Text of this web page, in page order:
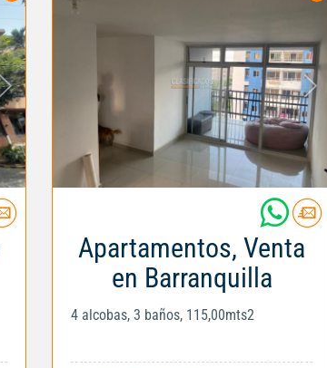
Apartamentos, Venta
en Barranquilla
4 alcobas, 3 baños, 115,00mts2